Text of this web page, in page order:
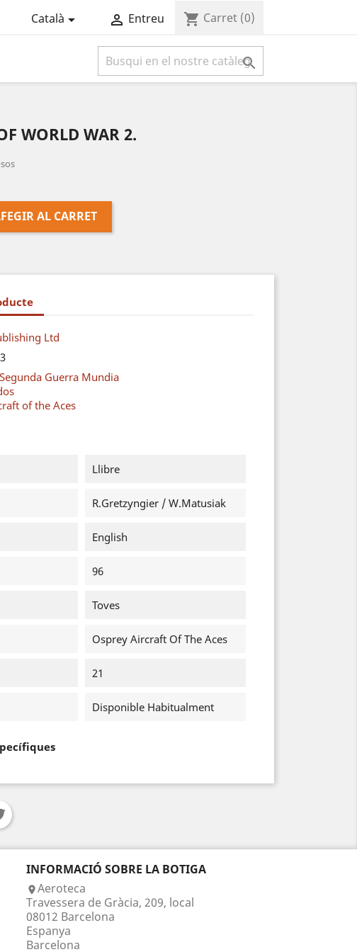
Català  Entreu shopping_cart Carret (0)

WORLD WAR 2.
AL CARRET
Ltd
Guerra Mundia
of the Aces
Llibre
R.Gretzyngier / W.Matusiak
English
96
Toves
Osprey Aircraft Of The Aces
21
Disponible Habitualment
INFORMACIÓ SOBRE LA BOTIGA
Aeroteca
Travessera de Gràcia, 209, local
08012 Barcelona
Espanya
Barcelona